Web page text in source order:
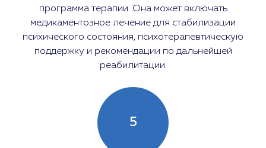
программа терапии. Она может включать
медикаментозное лечение для стабилизации
психического состояния, психотерапевтическую
поддержку и рекомендации по дальнейшей
реабилитации.
5